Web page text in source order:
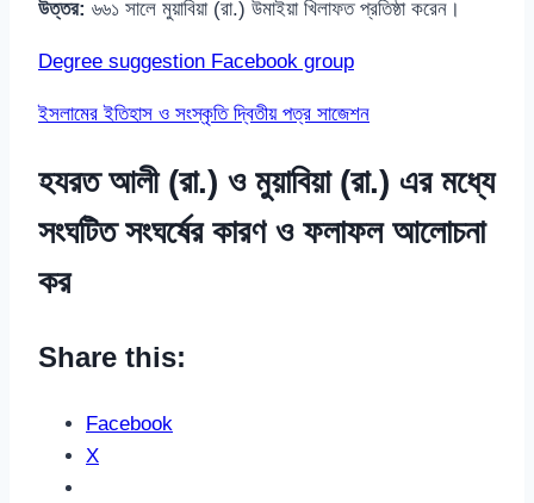
উত্তর: ৬৬১ সালে মুয়াবিয়া (রা.) উমাইয়া খিলাফত প্রতিষ্ঠা করেন।
Degree suggestion Facebook group
ইসলামের ইতিহাস ও সংস্কৃতি দ্বিতীয় পত্র সাজেশন
হযরত আলী (রা.) ও মুয়াবিয়া (রা.) এর মধ্যে
সংঘটিত সংঘর্ষের কারণ ও ফলাফল আলোচনা
কর
Share this:
Facebook
X